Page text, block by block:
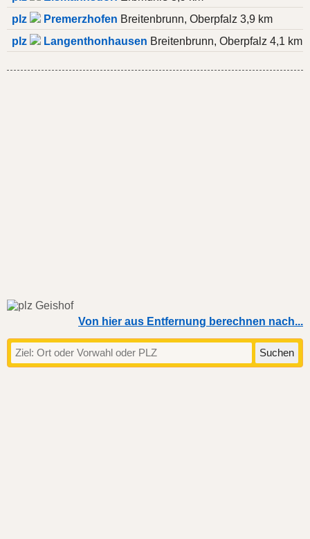
plz
Premerzhofen Breitenbrunn, Oberpfalz 3,9 km
plz
Langenthonhausen Breitenbrunn, Oberpfalz 4,1 km
Von hier aus Entfernung berechnen nach...